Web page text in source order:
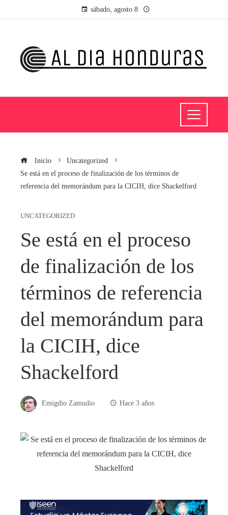
sábado, agosto 8
Inicio
Uncategorized
Se está en el proceso de finalización de los términos de
referencia del memorándum para la CICIH, dice Shackelford
UNCATEGORIZED
Se está en el proceso
de finalización de los
términos de referencia
del memorándum para
la CICIH, dice
Shackelford
Emigdio Zamudio Hace 3 años